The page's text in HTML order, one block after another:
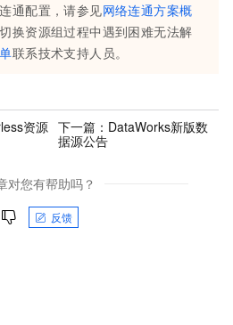
通配置，请参见网络连通方案概
换资源组过程中遇到困难无法解
联系技术支持人员。
资源 下一篇： DataWorks新版数
据源公告
对您有帮助吗？
反馈